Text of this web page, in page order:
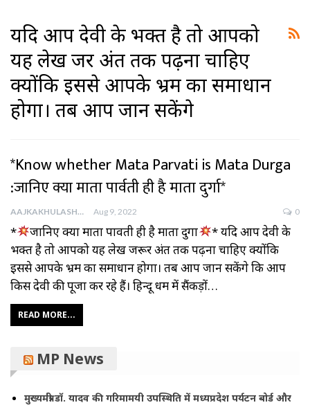
यदि आप देवी के भक्त है तो आपको
यह लेख जरूर अंत तक पढ़ना चाहिए
क्योंकि इससे आपके भ्रम का समाधान
होगा। तब आप जान सकेंगे
*Know whether Mata Parvati is Mata Durga
:जानिए क्या माता पार्वती ही है माता दुर्गा*
AAJKAKHULASHA Aug 9, 2022 0
* जानिए क्या माता पार्वती ही है माता दुर्गा
* यदि आप देवी के
भक्त है तो आपको यह लेख जरूर अंत तक पढ़ना चाहिए क्योंकि
इससे आपके भ्रम का समाधान होगा। तब आप जान सकेंगे कि आप
किस देवी की पूजा कर रहे हैं। हिन्दू धर्म में सैंकड़ों…
READ MORE...
MP News
मुख्यमंत्री डॉ. यादव की गरिमामयी उपस्थिति में मध्यप्रदेश पर्यटन बोर्ड और